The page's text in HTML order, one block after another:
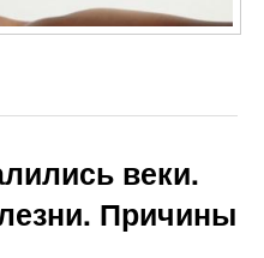
веки.
Причины